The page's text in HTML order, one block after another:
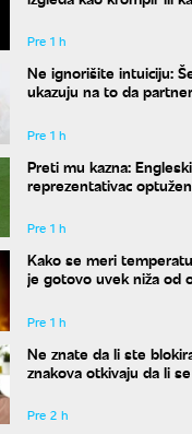
Pre 1 h
Ne ignorišite intuiciju:
ukazuju na to da
Pre 1 h
Preti mu kazna:
reprezentativac
Pre 1 h
Kako se meri
je gotovo uvek niža od
Pre 1 h
Ne znate da li ste
znakova otkivaju da li
Pre 2 h